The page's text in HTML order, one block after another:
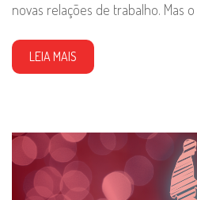
novas relações de trabalho. Mas
LEIA MAIS